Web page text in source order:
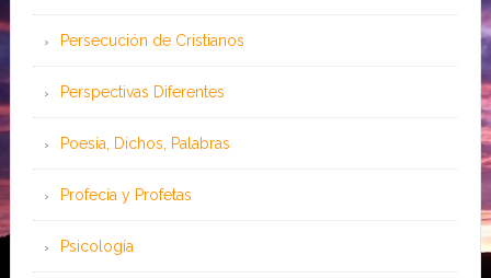
Persecución de Cristianos
Perspectivas Diferentes
Poesía, Dichos, Palabras
Profecía y Profetas
Psicología